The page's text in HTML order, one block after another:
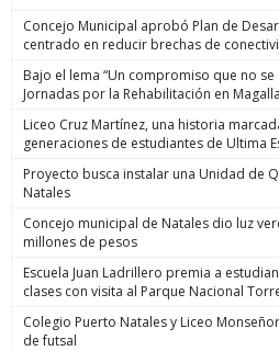
Concejo Municipal aprobó Plan de
centrado en reducir brechas de
Bajo el lema “Un compromiso que no
Jornadas por la Rehabilitación en
Liceo Cruz Martínez, una historia
generaciones de estudiantes de Ultima
Proyecto busca instalar una Unidad de
Natales
Concejo municipal de Natales dio luz
millones de pesos
Escuela Juan Ladrillero premia a
clases con visita al Parque Nacional
Colegio Puerto Natales y Liceo
de futsal